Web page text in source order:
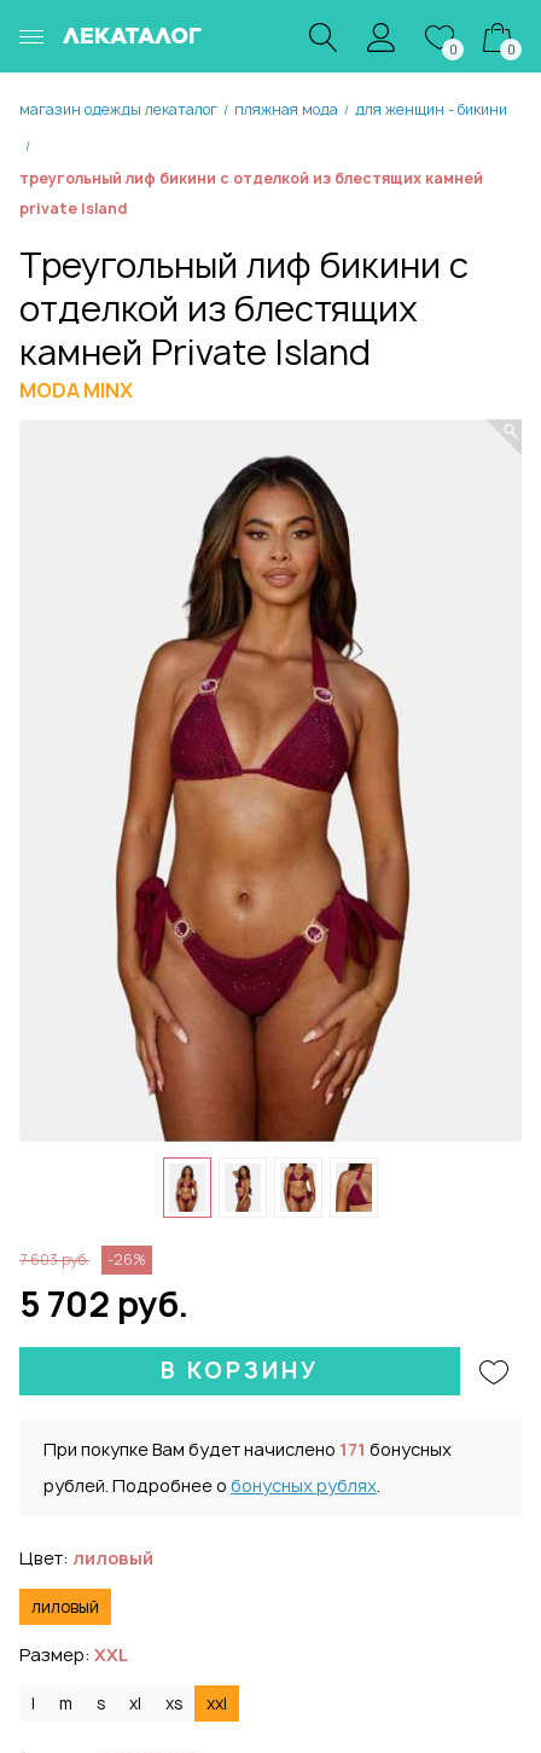
ЛЕКАТАЛОГ
0 0
магазин одежды лекаталог / пляжная мода / для женщин - бикини
/
треугольный лиф бикини с отделкой из блестящих камней
private island
Треугольный лиф бикини с
отделкой из блестящих
камней Private Island
MODA MINX
7 603 руб. -26%
5 702 руб.
В КОРЗИНУ
При покупке Вам будет начислено 171 бонусных
рублей. Подробнее о бонусных рублях.
Цвет: лиловый
лиловый
Размер: XXL
l m s xl xs xxl